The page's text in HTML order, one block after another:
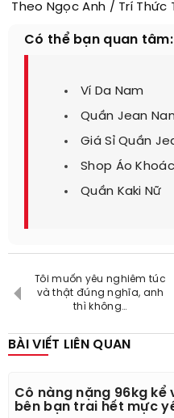
Theo Ngọc Anh / Trí Thức
Có thể bạn quan tâm:
Ví Da Nam
Quần Jean
Giá Sỉ Quần
Shop Áo Khoác
Quần Kaki Nữ
Tôi muốn yêu nghiêm túc
và thật đúng nghĩa, anh
thì không...
BÀI VIẾT LIÊN QUAN
Cô nàng nặng 96kg kể
bên bạn trai hết mực